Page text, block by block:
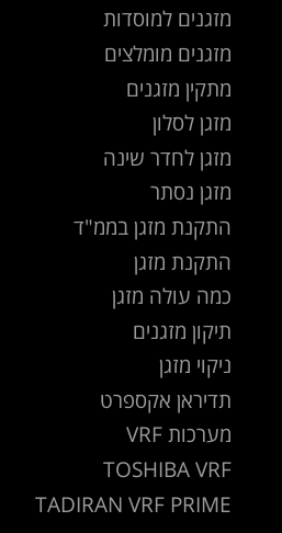
מזגנים למוסדות
מזגנים מומלצים
מתקין מזגנים
מזגן לסלון
מזגן לחדר שינה
מזגן נסתר
התקנת מזגן בממ"ד
התקנת מזגן
כמה עולה מזגן
תיקון מזגנים
ניקוי מזגן
תדיראן אקספרט
מערכות VRF
TOSHIBA VRF
TADIRAN VRF PRIME